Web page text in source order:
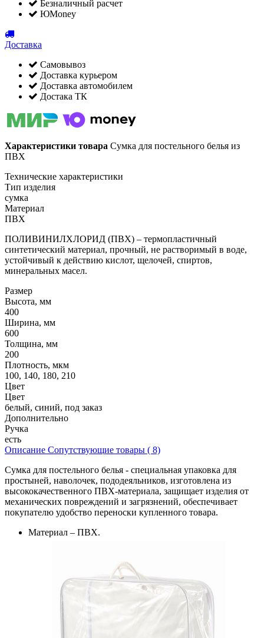
Безналичный расчет
ЮMoney
Доставка
Самовывоз
Доставка курьером
Доставка автомобилем
Достака ТК
Характеристики товара Сумка для постельного белья из
ПВХ
Технические характеристики
Тип изделия
сумка
Материал
ПВХ
ПОЛИВИНИЛХЛОРИД (ПВХ) – термопластичный
синтетический материал, прочный, не растворимый в воде,
устойчивый к действию кислот, щелочей, спиртов,
минеральных масел.
Размер
Высота, мм
400
Ширина, мм
600
Толщина, мм
200
Плотность, мкм
100, 140, 180, 210
Цвет
Цвет
белый, синий, под заказ
Дополнительно
Ручка
есть
Описание Сопутствующие товары ( 8)
Сумка для постельного белья - специальная упаковка для
простыней, наволочек, пододеяльников, изготовлена из
высококачественного ПВХ-материала, защищает изделия от
механических повреждений и загрязнений, обеспечивает
покупателю удобство переноски купленного товара.
Материал – ПВХ.